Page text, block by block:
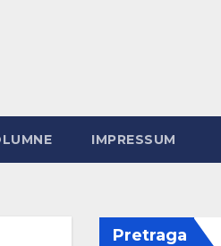
IMPRESSUM
Pretraga